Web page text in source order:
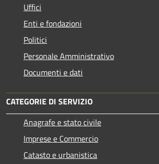
Uffici
Enti e fondazioni
Politici
Personale Amministrativo
Documenti e dati
CATEGORIE DI SERVIZIO
Anagrafe e stato civile
Imprese e Commercio
Catasto e urbanistica